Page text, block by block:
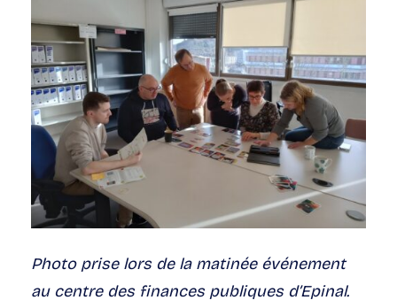
Photo prise lors de la matinée événement
au centre des finances publiques d’Epinal.